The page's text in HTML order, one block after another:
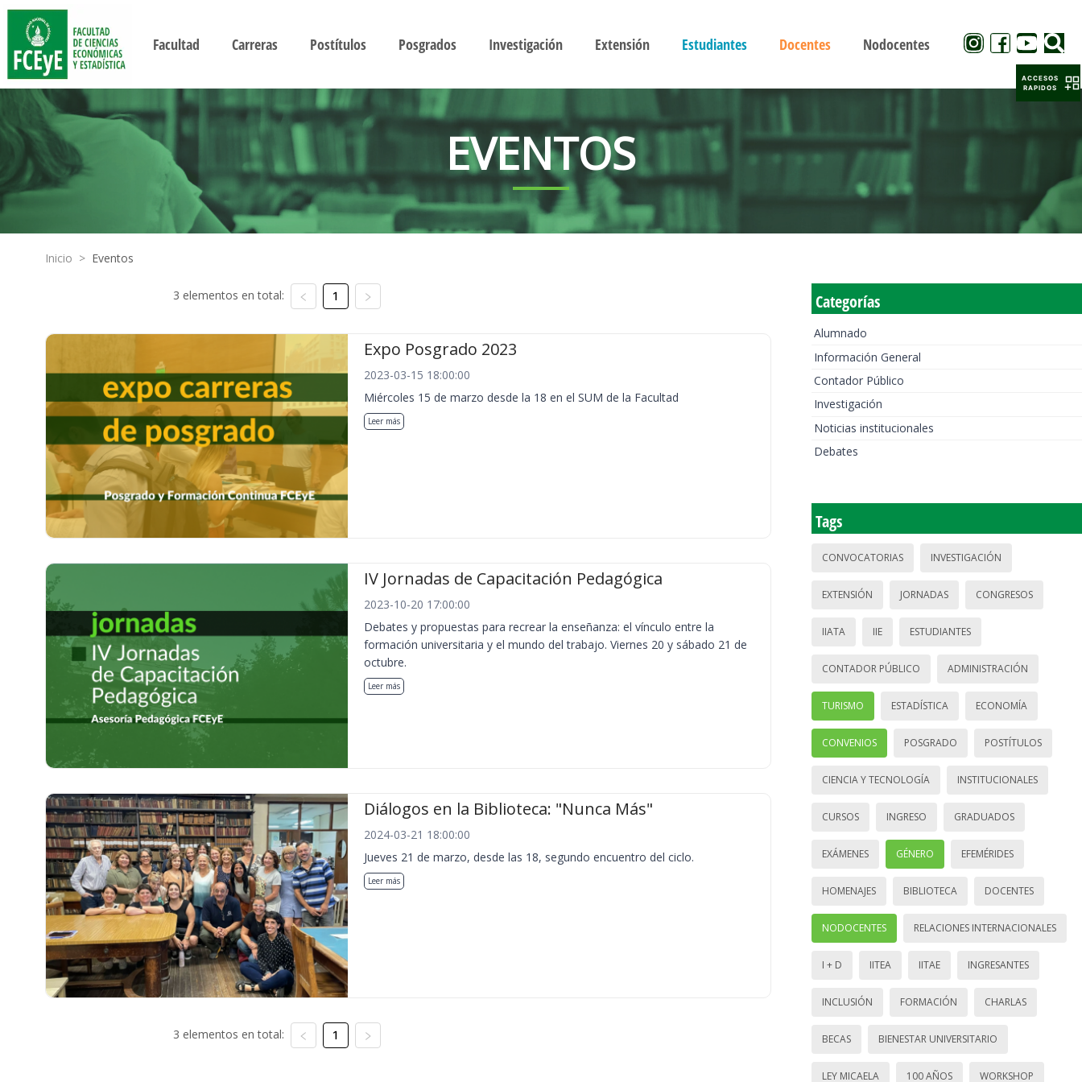
Facultad Carreras Postítulos Posgrados Investigación Extensión Estudiantes Docentes Nodocentes
EVENTOS
Inicio > Eventos
3 elementos en total: 1
Expo Posgrado 2023
2023-03-15 18:00:00
Miércoles 15 de marzo desde la 18 en el SUM de la Facultad
Leer más
IV Jornadas de Capacitación Pedagógica
2023-10-20 17:00:00
Debates y propuestas para recrear la enseñanza: el vínculo entre la
formación universitaria y el mundo del trabajo. Viernes 20 y sábado 21 de
octubre.
Leer más
Diálogos en la Biblioteca: "Nunca Más"
2024-03-21 18:00:00
Jueves 21 de marzo, desde las 18, segundo encuentro del ciclo.
Leer más
3 elementos en total: 1
Categorías
Alumnado
Información General
Contador Público
Investigación
Noticias institucionales
Debates
Tags
CONVOCATORIAS INVESTIGACIÓN
EXTENSIÓN JORNADAS CONGRESOS
IIATA IIE ESTUDIANTES
CONTADOR PÚBLICO ADMINISTRACIÓN
TURISMO ESTADÍSTICA ECONOMÍA
CONVENIOS POSGRADO POSTÍTULOS
CIENCIA Y TECNOLOGÍA INSTITUCIONALES
CURSOS INGRESO GRADUADOS
EXÁMENES GÉNERO EFEMÉRIDES
HOMENAJES BIBLIOTECA DOCENTES
NODOCENTES RELACIONES INTERNACIONALES
I + D IITEA IITAE INGRESANTES
INCLUSIÓN FORMACIÓN CHARLAS
BECAS BIENESTAR UNIVERSITARIO
LEY MICAELA 100 AÑOS WORKSHOP
ACCESOS
RAPIDOS